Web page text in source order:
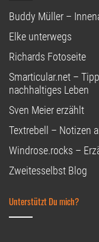
Buddy Müller –
Elke unterwegs
Richards Fotoseite
Smarticular.net –
nachhaltiges Leben
Sven Meier erzählt
Textrebell – Notizen
Windrose.rocks –
Zweitesselbst Blog
Unterstützt Du mich?